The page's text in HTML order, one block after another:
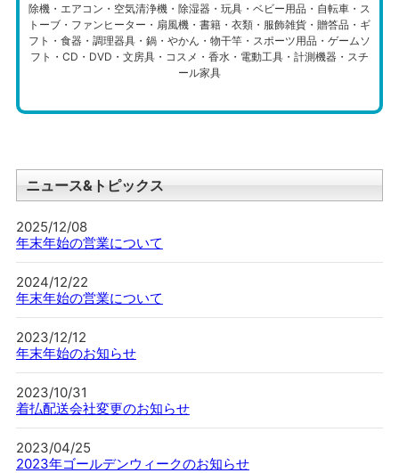
除機・エアコン・空気清浄機・除湿器・玩具・ベビー用品・自転車・ス
トーブ・ファンヒーター・扇風機・書籍・衣類・服飾雑貨・贈答品・ギ
フト・食器・調理器具・鍋・やかん・物干竿・スポーツ用品・ゲームソ
フト・CD・DVD・文房具・コスメ・香水・電動工具・計測機器・スチ
ール家具
ニュース&トピックス
2025/12/08
年末年始の営業について
2024/12/22
年末年始の営業について
2023/12/12
年末年始のお知らせ
2023/10/31
着払配送会社変更のお知らせ
2023/04/25
2023年ゴールデンウィークのお知らせ